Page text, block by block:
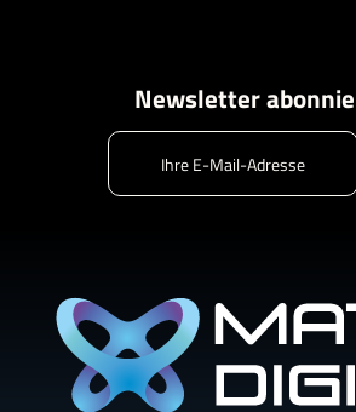
Newsletter